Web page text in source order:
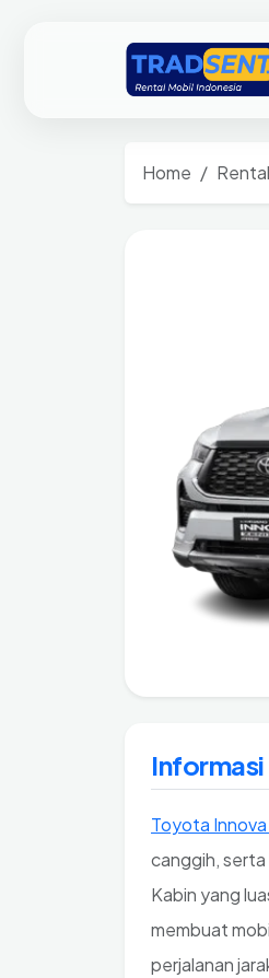
Home
Toyota
canggih, serta
Kabin yang
membuat
perjalanan